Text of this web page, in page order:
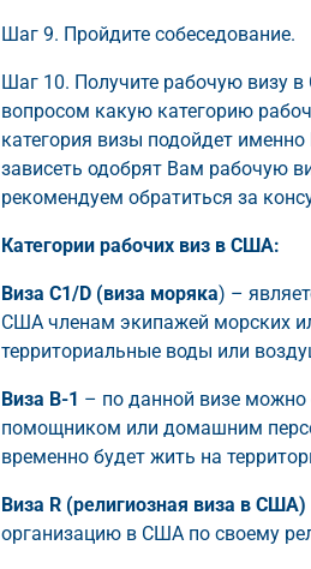
Шаг 9. Пройдите собеседование.
Шаг 10. Получите рабочую визу
вопросом какую категорию
категория визы подойдет
зависеть одобрят Вам рабочую
рекомендуем обратиться за
Категории рабочих виз в США:
Виза C1/D (виза моряка) –
США членам экипажей морских
территориальные воды или
Виза B-1 – по данной визе
помощником или домашним
временно будет жить на
Виза R (религиозная виза в США)
организацию в США по своему